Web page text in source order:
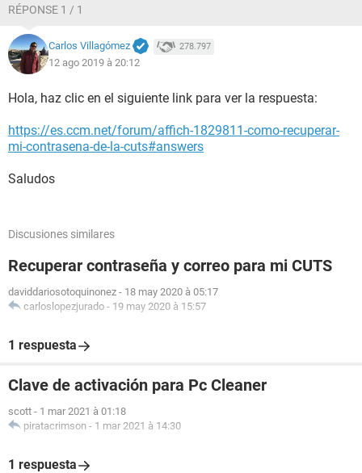
RÉPONSE 1 / 1
Carlos Villagómez 278.797
12 ago 2019 à 20:12
Hola, haz clic en el siguiente link para ver la respuesta:
https://es.ccm.net/forum/affich-1829811-como-recuperar-
mi-contrasena-de-la-cuts#answers
Saludos
Discusiones similares
Recuperar contraseña y correo para mi CUTS
daviddariosotoquinonez - 18 may 2020 à 05:17
carloslopezjurado - 19 may 2020 à 15:57
1 respuesta
Clave de activación para Pc Cleaner
scott - 1 mar 2021 à 01:18
piratacrimson - 1 mar 2021 à 14:30
1 respuesta